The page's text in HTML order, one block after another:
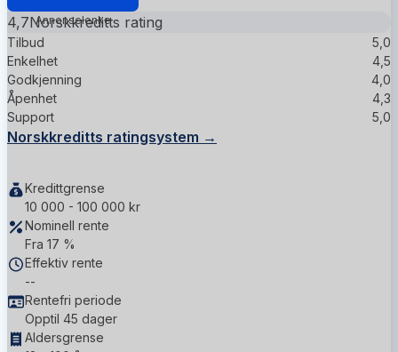
4,7Norskkreditts rating
Tilbud
5,0
Enkelhet
4,5
Godkjenning
4,0
Åpenhet
4,3
Support
5,0
Norskkreditts ratingsystem →
Kredittgrense
10 000 - 100 000 kr
Nominell rente
Fra 17 %
Effektiv rente
--
Rentefri periode
Opptil 45 dager
Aldersgrense